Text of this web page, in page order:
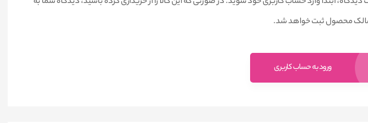
محصول ثبت خواهد شد.
ورود به حساب کاربری